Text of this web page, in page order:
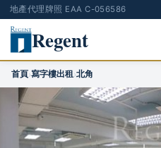
地產代理牌照 EAA C-056586
Regent
首頁›寫字樓出租›北角